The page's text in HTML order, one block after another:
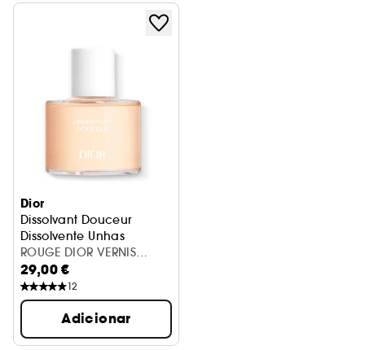
Dior
Dissolvant Douceur
Dissolvente Unhas
ROUGE DIOR VERNIS
DISSOLVANT INT23
29,00 €
12
Adicionar